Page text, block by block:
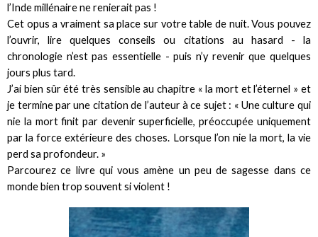
l’Inde millénaire ne renierait pas !
Cet opus a vraiment sa place sur votre table de nuit. Vous pouvez
l’ouvrir, lire quelques conseils ou citations au hasard - la
chronologie n’est pas essentielle - puis n’y revenir que quelques
jours plus tard.
J’ai bien sûr été très sensible au chapitre « la mort et l’éternel » et
je termine par une citation de l’auteur à ce sujet : « Une culture qui
nie la mort finit par devenir superficielle, préoccupée uniquement
par la force extérieure des choses. Lorsque l’on nie la mort, la vie
perd sa profondeur. »
Parcourez ce livre qui vous amène un peu de sagesse dans ce
monde bien trop souvent si violent !